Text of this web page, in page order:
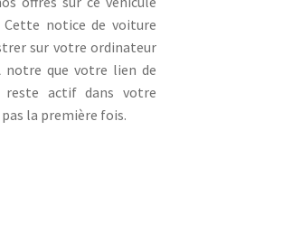
notice de voiture
sur votre ordinateur
notre que votre lien de
reste actif dans votre
la première fois.